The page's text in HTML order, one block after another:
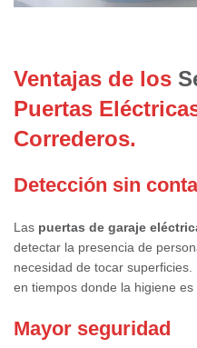
Ventajas de los
Puertas
Correderos.
Detección sin
Las puertas de garaje
detectar la presencia de
necesidad de tocar
en tiempos donde la higiene es
Mayor seguridad